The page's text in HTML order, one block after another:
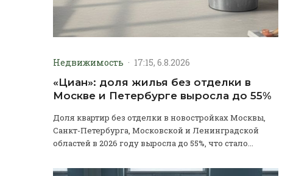
Недвижимость · 17:15, 6.8.2026
«Циан»: доля жилья без отделки в
Москве и Петербурге выросла до 55%
Доля квартир без отделки в новостройках Москвы,
Санкт-Петербурга, Московской и Ленинградской
областей в 2026 году выросла до 55%, что стало...